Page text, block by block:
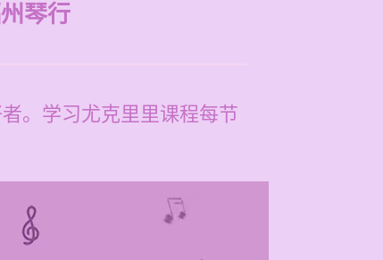
琴行
。学习尤克里里课程每节